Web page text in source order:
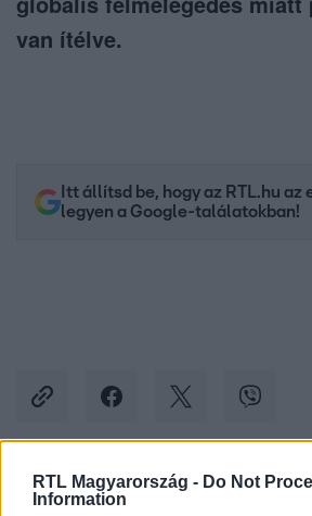
RTL Magyarország - Do Not
Information
van ítélve.
Itt állítsd be, hogy az RTL.hu az
legyen a Google-találatokban!
Kövess minket, és értesülj a